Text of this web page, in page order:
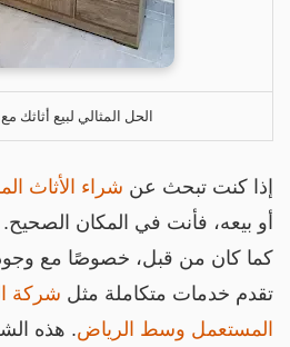
الحل المثالي لبيع أثاثك مع
كنت تبحث عنشراء الأثاث
بيعه، فأنت في المكان الصحيح.
كان من قبل، خصوصًا مع
خدمات متكاملة مثلشركة
وسط الرياض. هذه